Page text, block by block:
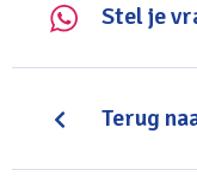
Een
onderwijs is een
Stel je
Terug